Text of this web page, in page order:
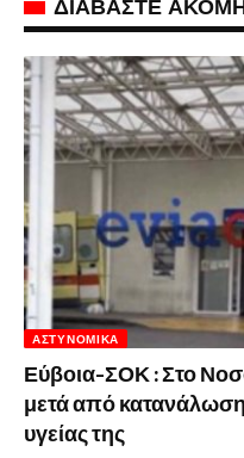
ΔΙΑΒΑΣΤΕ
ΑΣΤΥΝΟΜΙΚΆ
Εύβοια-ΣΟΚ : Στο
μετά από
υγείας της